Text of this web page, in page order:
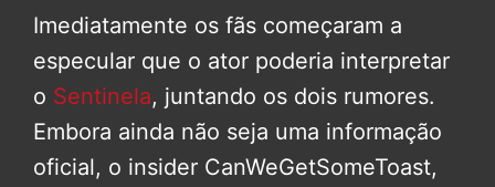
Imediatamente os fãs começaram a
especular que o ator poderia interpretar
o Sentinela, juntando os dois rumores.
Embora ainda não seja uma informação
oficial, o insider CanWeGetSomeToast,